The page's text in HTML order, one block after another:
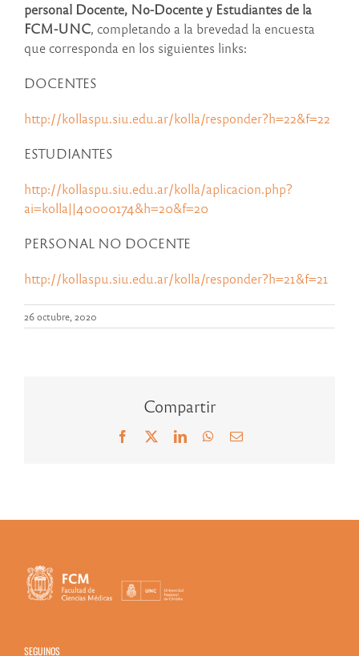
personal Docente, No-Docente y Estudiantes de la
FCM-UNC, completando a la brevedad la encuesta
que corresponda en los siguientes links:
DOCENTES
http://kollaspu.siu.edu.ar/kolla/responder?h=22&f=22
ESTUDIANTES
http://kollaspu.siu.edu.ar/kolla/aplicacion.php?
ai=kolla||40000174&h=20&f=20
PERSONAL NO DOCENTE
http://kollaspu.siu.edu.ar/kolla/responder?h=21&f=21
26 octubre, 2020
Compartir
Facebook LinkedInWhatsApp
Correo
SEGUINOS